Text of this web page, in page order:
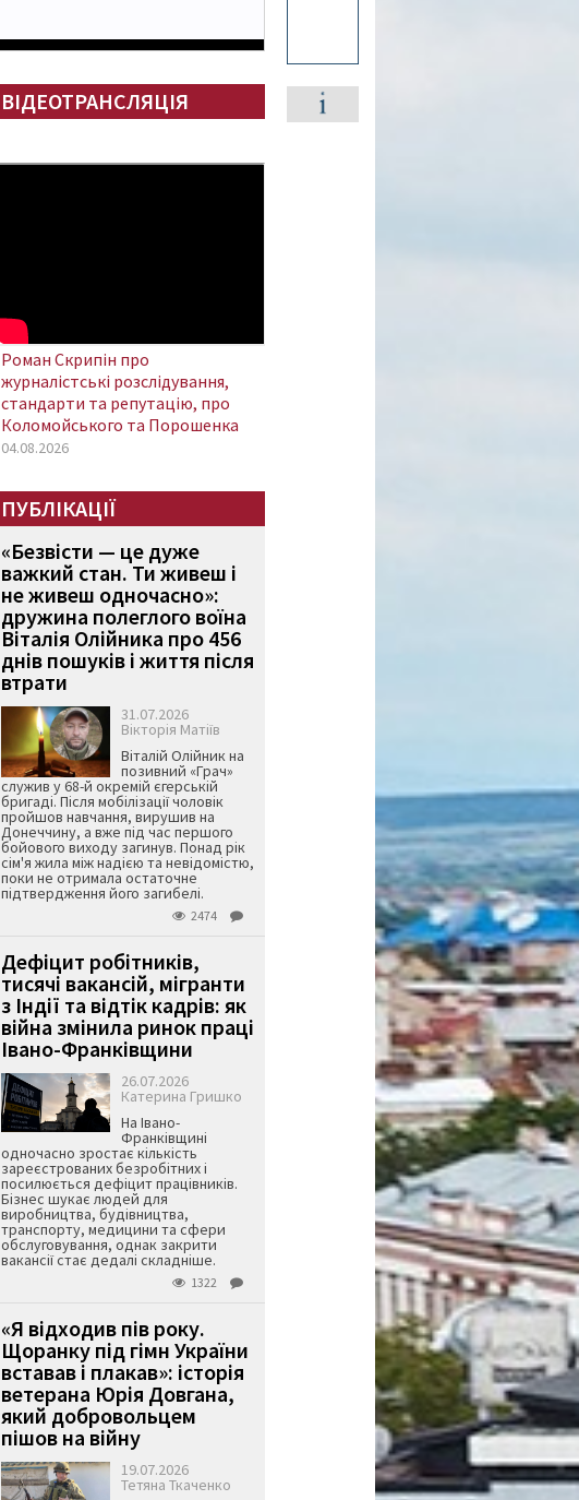
ВІДЕОТРАНСЛЯЦІЯ
Роман Скрипін про
журналістські розслідування,
стандарти та репутацію, про
Коломойського та Порошенка
04.08.2026
ПУБЛІКАЦІЇ
«Безвісти — це дуже
важкий стан. Ти живеш і
не живеш одночасно»:
дружина полеглого воїна
Віталія Олійника про 456
днів пошуків і життя після
втрати
31.07.2026
Вікторія Матіїв
Віталій Олійник на
позивний «Грач»
служив у 68-й окремій єгерській
бригаді. Після мобілізації чоловік
пройшов навчання, вирушив на
Донеччину, а вже під час першого
бойового виходу загинув. Понад рік
сім'я жила між надією та невідомістю,
поки не отримала остаточне
підтвердження його загибелі.
2474
Дефіцит робітників,
тисячі вакансій, мігранти
з Індії та відтік кадрів: як
війна змінила ринок праці
Івано-Франківщини
26.07.2026
Катерина Гришко
На Івано-
Франківщині
одночасно зростає кількість
зареєстрованих безробітних і
посилюється дефіцит працівників.
Бізнес шукає людей для
виробництва, будівництва,
транспорту, медицини та сфери
обслуговування, однак закрити
вакансії стає дедалі складніше.
1322
«Я відходив пів року.
Щоранку під гімн України
вставав і плакав»: історія
ветерана Юрія Довгана,
який добровольцем
пішов на війну
19.07.2026
Тетяна Ткаченко